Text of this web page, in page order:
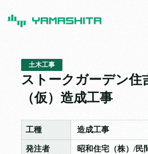
土木工事
ストークガーデン住
（仮）造成工事
工種 造成工事
発注者 昭和住宅（株）/民